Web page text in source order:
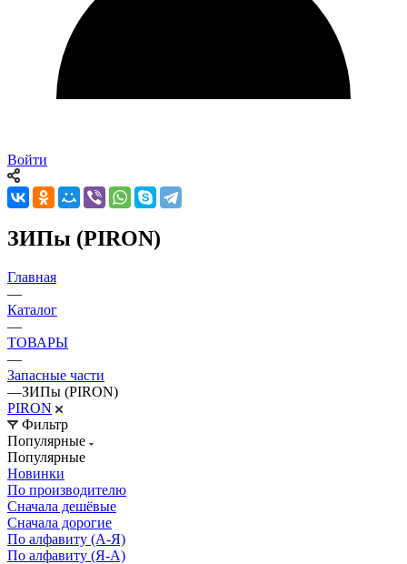
Войти
ЗИПы (PIRON)
Главная
—
Каталог
—
ТОВАРЫ
—
Запасные части
—ЗИПы (PIRON)
PIRON
Фильтр
Популярные
Популярные
Новинки
По производителю
Сначала дешёвые
Сначала дорогие
По алфавиту (А-Я)
По алфавиту (Я-А)